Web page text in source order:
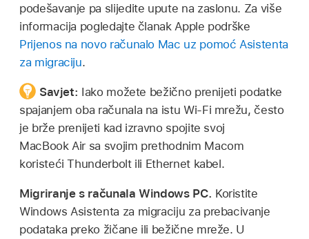
podešavanje pa slijedite upute na zaslonu. Za više
informacija pogledajte članak Apple podrške
Prijenos na novo računalo Mac uz pomoć Asistenta
za migraciju.
Savjet: Iako možete bežično prenijeti podatke
spajanjem oba računala na istu Wi-Fi mrežu, često
je brže prenijeti kad izravno spojite svoj
MacBook Air sa svojim prethodnim Macom
koristeći Thunderbolt ili Ethernet kabel.
Migriranje s računala Windows PC. Koristite
Windows Asistenta za migraciju za prebacivanje
podataka preko žičane ili bežične mreže. U